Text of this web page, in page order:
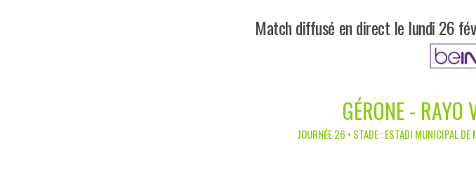
Match diffusé en direct le lundi 26
GÉRONE - RAYO
JOURNÉE 26 • STADE : ESTADI MUNICIPAL